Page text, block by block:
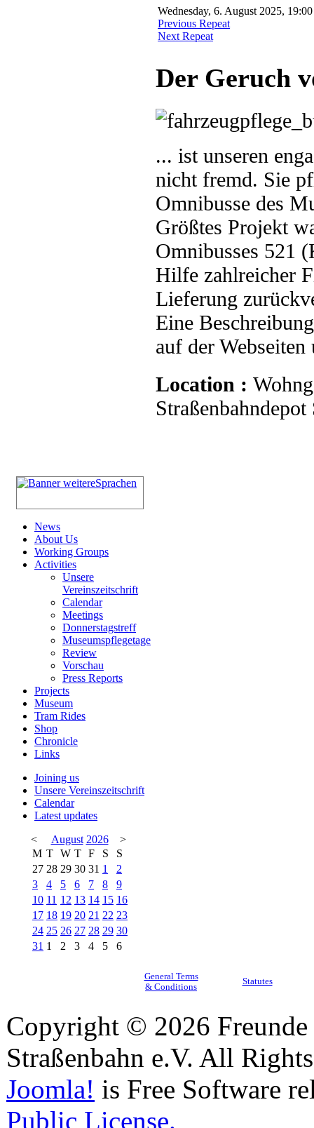
Wednesday, 6. August 2025,
Previous Repeat
Next Repeat
Der Geruch
... ist unseren
nicht fremd. Sie
Omnibusse des
Größtes Projekt
Omnibusses 521
Hilfe zahlreicher
Lieferung
Eine
auf der
Location :
Straßenbahndepot
News
About Us
Working Groups
Activities
Unsere
Vereinszeitschrift
Calendar
Meetings
Donnerstagstreff
Museumspflegetage
Review
Vorschau
Press Reports
Projects
Museum
Tram Rides
Shop
Chronicle
Links
Joining us
Unsere Vereinszeitschrift
Calendar
Latest updates
<
August 2026
>
M T W T F S
S
27 28 29 30 31 1
2
3
4 5 6 7 8
9
10 11 12 13 14 15 16
17 18 19 20 21 22 23
24 25 26 27 28 29 30
31 1 2 3 4 5 6
General Terms
& Conditions
Statutes
Copyright © 2026
Straßenbahn e.V. All
Joomla! is Free Software
Public License.